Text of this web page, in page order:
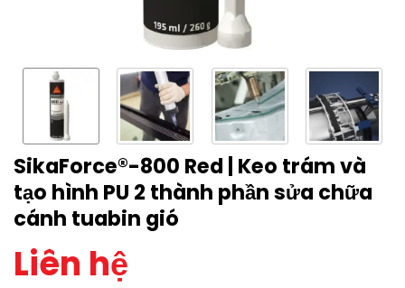
SikaForce®-800 Red | Keo trám và
tạo hình PU 2 thành phần sửa chữa
cánh tuabin gió
Liên hệ